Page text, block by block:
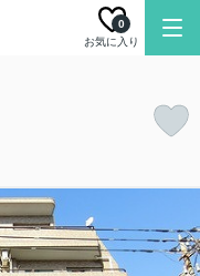
お気に入り
0